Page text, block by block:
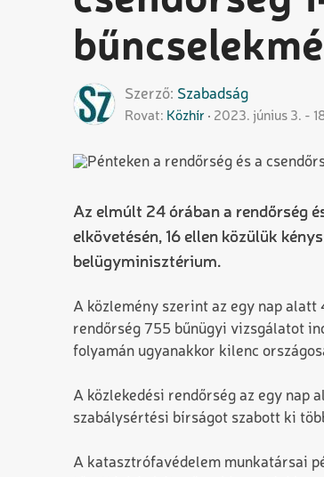
Szerző Szabadság
Rovat Közhír 2023. június 3. -
Az elmúlt 24 órában a rendőrség
elkövetésén, 16 ellen közülük
belügyminisztérium.
A közlemény szerint az egy nap
rendőrség 755 bűnügyi vizsgálatot
folyamán ugyanakkor kilenc
A közlekedési rendőrség az egy nap
szabálysértési bírságot szabott ki
A katasztrófavédelem munkatársai